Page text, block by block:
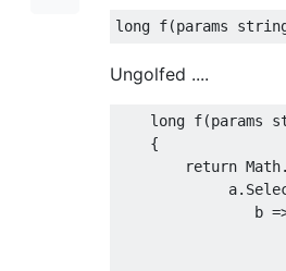
Ungolfed ....
long f(params
    {
return
b